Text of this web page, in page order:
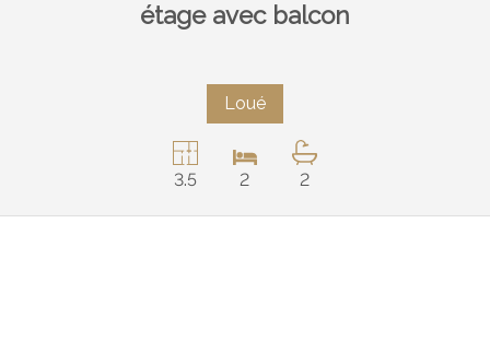
étage avec balcon
Loué
3.5 2 2